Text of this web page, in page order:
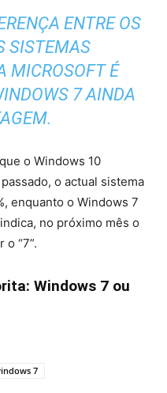
ENTRE OS
SISTEMAS
MICROSOFT É
7 AINDA
o Windows 10
o actual sistema
enquanto o Windows 7
no próximo mês o
“7”.
Windows 7 ou
7